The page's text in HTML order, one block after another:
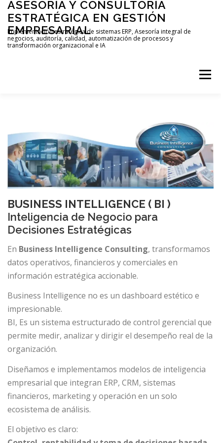
Saltar
contenido
ASESORÍA Y CONSULTORÍA
ESTRATÉGICA EN GESTIÓN
EMPRESARIAL
Implementación estratégica de sistemas ERP, Asesoría integral de
negocios, auditoría, calidad, automatización de procesos y
transformación organizacional e IA
Menú
FINANCIAR MI PYME AGENDAR MI LLAMADA
CONTACTO
BUSINESS INTELLIGENCE ( BI )
Inteligencia de Negocio para
Decisiones Estratégicas
En Business Intelligence Consulting, transformamos
datos operativos, financieros y comerciales en
información estratégica accionable.
Business Intelligence no es un dashboard estético e
impresionable.
BI, Es un sistema estructurado de control gerencial que
permite medir, analizar y dirigir el desempeño real de la
organización.
Diseñamos e implementamos modelos de inteligencia
empresarial que integran ERP, CRM, sistemas
financieros, marketing y operación en un solo
ecosistema de análisis.
El objetivo es claro: